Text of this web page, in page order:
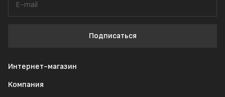
Подписаться
Интернет-магазин
Компания